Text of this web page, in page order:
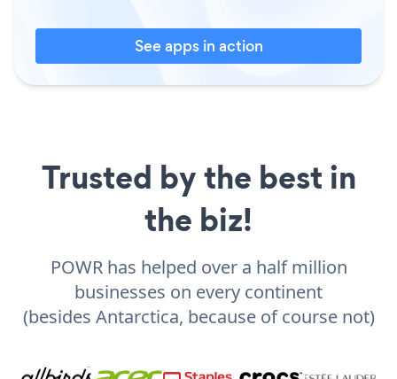
See apps in action
Trusted by the best in
the biz!
POWR has helped over a half million
businesses on every continent
(besides Antarctica, because of course not)